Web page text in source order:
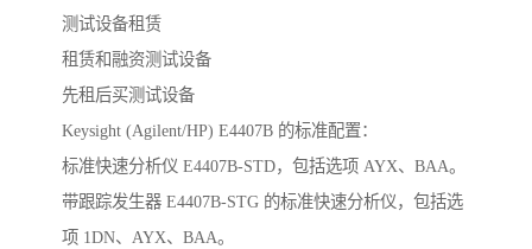
测试设备租赁
租赁和融资测试设备
先租后买测试设备
Keysight (Agilent/HP) E4407B 的标准配置：
标准快速分析仪 E4407B-STD，包括选项 AYX、BAA。
带跟踪发生器 E4407B-STG 的标准快速分析仪，包括选
项 1DN、AYX、BAA。